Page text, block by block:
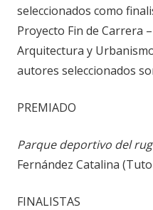
seleccionados como
Proyecto Fin de Carrera
Arquitectura y
autores seleccionados
PREMIADO
Parque deportivo del
Fernández Catalina
FINALISTAS